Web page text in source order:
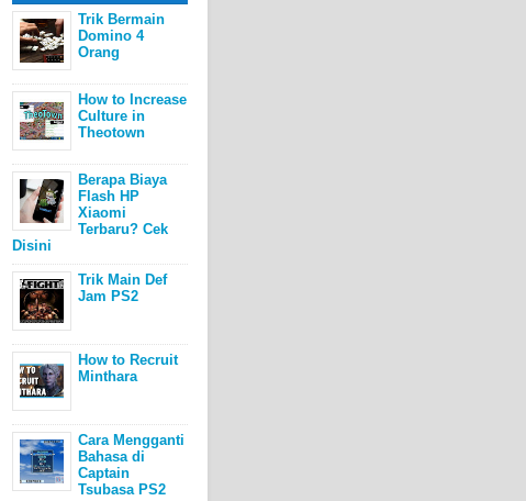
Trik Bermain
Domino 4
Orang
How to Increase
Culture in
Theotown
Berapa Biaya
Flash HP
Xiaomi
Terbaru? Cek
Disini
Trik Main Def
Jam PS2
How to Recruit
Minthara
Cara Mengganti
Bahasa di
Captain
Tsubasa PS2